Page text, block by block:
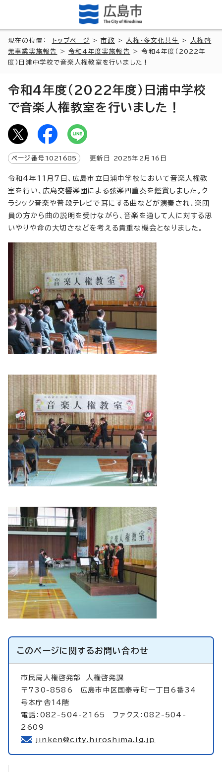
現在の位置： トップページ >市政 > 人権・多文化共生 >
人権啓
発事業実施報告
>令和4年度実施報告
> 令和4年度（2022年
度）日浦中学校で音楽人権教室を行いました！
令和4年度（2022年度）日浦中学校
で音楽人権教室を行いました！
ページ番号 1021685 更新日 2025年2月 16 日
令和4年11月7日、広島市立日浦中学校において音楽人権教
室を行い、広島交響楽団による弦楽四重奏を鑑賞しました。ク
ラシック音楽や普段テレビで耳にする曲などが演奏され、楽団
員の方から曲の説明を受けながら、音楽を通して人に対する思
いやりや命の大切さなどを考える貴重な機会となりました。
このページに関するお問い合わせ
市民局人権啓発部
人権啓発課
〒730-8586 広島市中区国泰寺町一丁目6番34
号本庁舎14階
電話：082-504-2165 ファクス：082-504-
2609
jinken@city.hiroshima.lg.jp